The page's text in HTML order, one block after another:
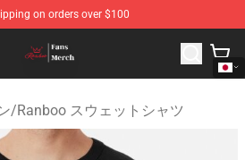
on orders over $100
Ranboo Merchandise Store
/Ranboo スウェットシャツ